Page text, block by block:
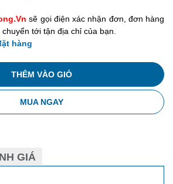
sẽ gọi điện xác nhận đơn, đơn hàng
tới tận địa chỉ của bạn.
hàng
THÊM VÀO GIỎ
MUA NGAY
GIÁ